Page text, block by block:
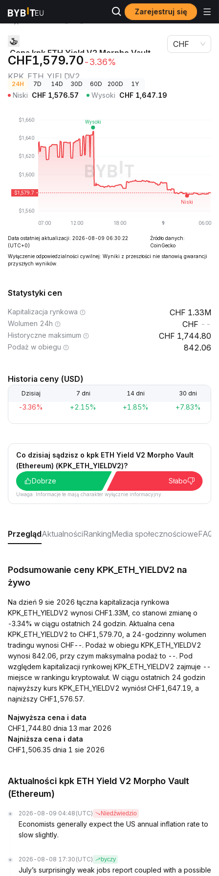
Zarejestruj się
Ceny
Cena kpk ETH Yield V2 Morpho Vault (Ethereum)
Cena kpk ETH Yield V2 Morpho Vault
(Ethereum)
KPK_ETH_YIELDV2
CHF1,579.70-3.36%
CHF
24H 7D 14D 30D 60D 200D 1Y
Niski CHF 1,576.57 Wysoki CHF 1,647.19
Data ostatniej aktualizacji: 2026-08-09 06:30:22
(UTC+0)
Źródło danych:
CoinGecko
Wyłączenie odpowiedzialności cywilnej: Wyniki z przeszłości nie stanowią gwarancji
przyszłych wyników.
Statystyki cen
Kapitalizacja rynkowa 1.33M
Wolumen 24h --
Historyczne maksimum 1,744.80
Podaż w obiegu 842.06
Historia ceny (USD)
Dzisiaj 7 dni 14 dni 30 dni
-3.36% +2.15% +1.85% +7.83%
Co dzisiaj sądzisz o kpk ETH Yield V2 Morpho Vault
(Ethereum) (KPK_ETH_YIELDV2)?
Dobrze
Słabo
Uwaga: Informacje te mają charakter wyłącznie informacyjny.
PrzeglądAktualnościRankingMedia społecznościoweFAQ
Podsumowanie ceny KPK_ETH_YIELDV2 na
żywo
Na dzień 9 sie 2026 łączna kapitalizacja rynkowa
KPK_ETH_YIELDV2 wynosi CHF1.33M, co stanowi zmianę o
-3.34% w ciągu ostatnich 24 godzin. Aktualna cena
KPK_ETH_YIELDV2 to CHF1,579.70, a 24-godzinny wolumen
tradingu wynosi CHF--. Podaż w obiegu KPK_ETH_YIELDV2
wynosi 842.06, przy czym maksymalna podaż to --. Pod
względem kapitalizacji rynkowej KPK_ETH_YIELDV2 zajmuje --
miejsce w rankingu kryptowalut. W ciągu ostatnich 24 godzin
najwyższy kurs KPK_ETH_YIELDV2 wyniósł CHF1,647.19, a
najniższy CHF1,576.57.
Najwyższa cena i data
CHF1,744.80 dnia 13 mar 2026
Najniższa cena i data
CHF1,506.35 dnia 1 sie 2026
Aktualności kpk ETH Yield V2 Morpho Vault
(Ethereum)
2026-08-09 04:48 (UTC) Niedźwiedzio
Economists generally expect the US annual inflation rate to
slow slightly.
2026-08-08 17:30 (UTC) byczy
July’s surprisingly weak jobs report coupled with a possible